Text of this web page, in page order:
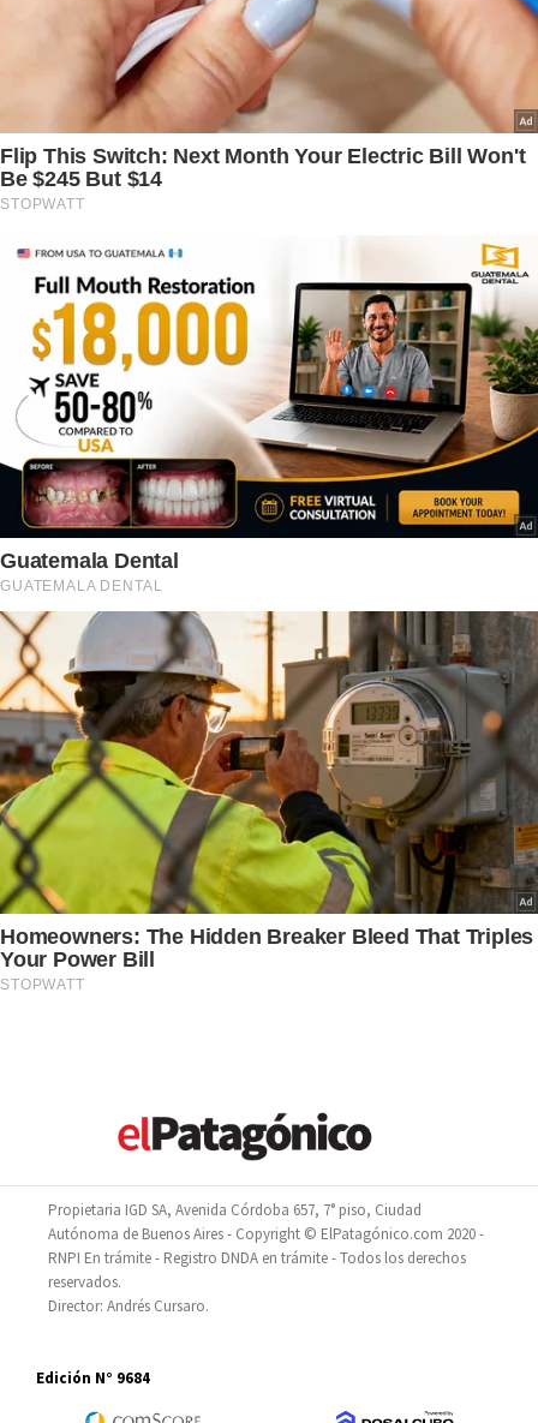
Propietaria IGD SA, Avenida Córdoba 657, 7° piso, Ciudad
Autónoma de Buenos Aires - Copyright © ElPatagónico.com 2020 -
RNPI En trámite - Registro DNDA en trámite - Todos los derechos
reservados.
Director: Andrés Cursaro.
Edición N° 9684